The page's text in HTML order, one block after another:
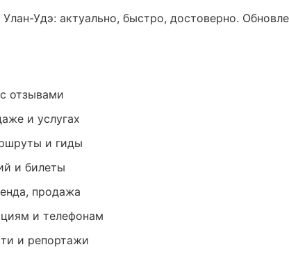
Удэ: актуально, быстро, достоверно.
отзывами
и услугах
и гиды
и билеты
продажа
и телефонам
и репортажи